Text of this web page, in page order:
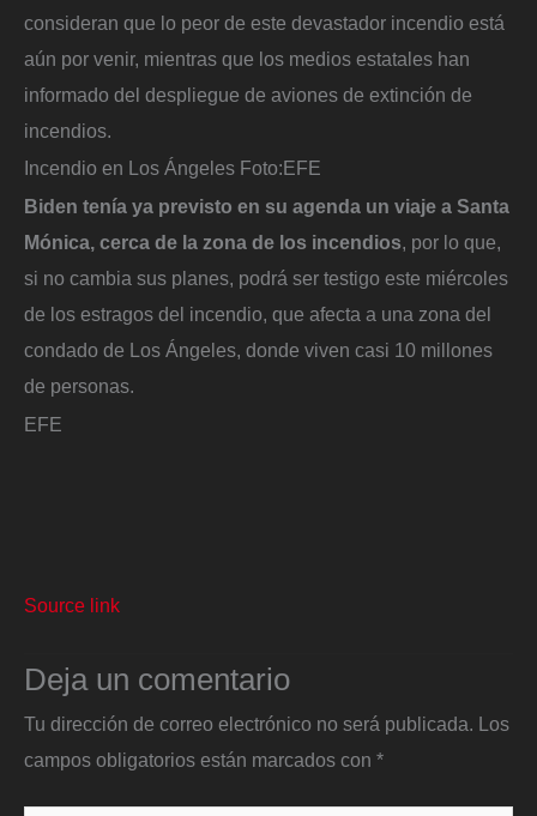
consideran que lo peor de este devastador incendio está
aún por venir, mientras que los medios estatales han
informado del despliegue de aviones de extinción de
incendios.
Incendio en Los Ángeles Foto:EFE
Biden tenía ya previsto en su agenda un viaje a Santa
Mónica, cerca de la zona de los incendios, por lo que,
si no cambia sus planes, podrá ser testigo este miércoles
de los estragos del incendio, que afecta a una zona del
condado de Los Ángeles, donde viven casi 10 millones
de personas.
EFE
Source link
Deja un comentario
Tu dirección de correo electrónico no será publicada. Los
campos obligatorios están marcados con *